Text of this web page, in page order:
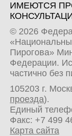
ИМЕЮТСЯ
© 2026
Пирогова»
Федерации.
частично без
105203 г.
проезда).
Единый
Факс: +7 499
Карта сайта